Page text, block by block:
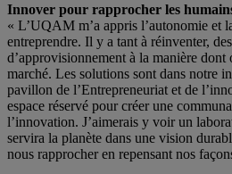
Innover pour rapprocher les
« L’UQAM m’a appris l’autonomie et
entreprendre. Il y a tant à réinventer,
d’approvisionnement à la manière dont
marché. Les solutions sont dans notre
pavillon de l’Entrepreneuriat et de
espace réservé pour créer une
l’innovation. J’aimerais y voir un
servira la planète dans une vision
nous rapprocher en repensant nos